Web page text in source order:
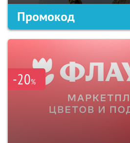
Промокод
-20%